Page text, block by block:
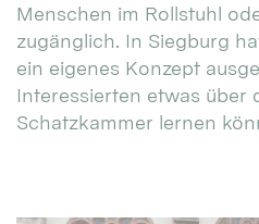
Menschen im Rollstuhl
zugänglich. In Siegburg
ein eigenes Konzept
Interessierten etwas über
Schatzkammer lernen